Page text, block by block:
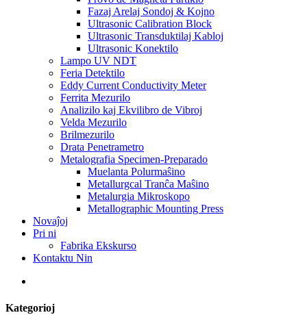
Fazaj Arelaj Sondoj & Kojno
Ultrasonic Calibration Block
Ultrasonic Transduktilaj Kabloj
Ultrasonic Konektilo
Lampo UV NDT
Feria Detektilo
Eddy Current Conductivity Meter
Ferrita Mezurilo
Analizilo kaj Ekvilibro de Vibroj
Velda Mezurilo
Brilmezurilo
Drata Penetrametro
Metalografia Specimen-Preparado
Muelanta Polurmaŝino
Metallurgcal Tranĉa Maŝino
Metalurgia Mikroskopo
Metallographic Mounting Press
Novaĵoj
Pri ni
Fabrika Ekskurso
Kontaktu Nin
Kategorioj